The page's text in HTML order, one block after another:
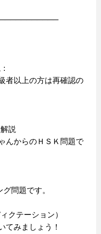
者以上の方は再確認の
説
んからのＨＳＫ問題で
問題です。
クテーション）
てみましょう！